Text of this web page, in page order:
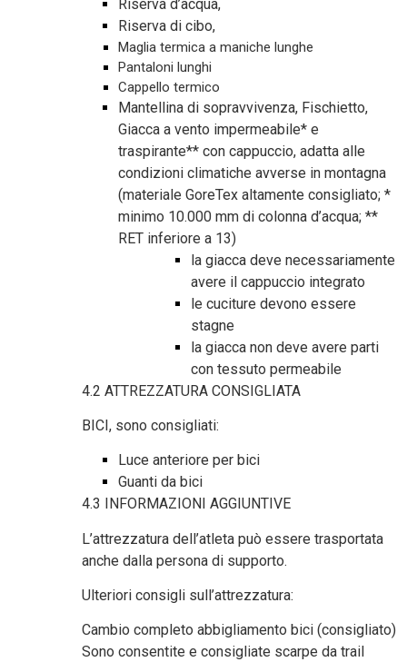
Riserva d’acqua,
Riserva di cibo,
Maglia termica a maniche lunghe
Pantaloni lunghi
Cappello termico
Mantellina di sopravvivenza, Fischietto,
Giacca a vento impermeabile* e
traspirante** con cappuccio, adatta alle
condizioni climatiche avverse in montagna
(materiale GoreTex altamente consigliato; *
minimo 10.000 mm di colonna d’acqua; **
RET inferiore a 13)
la giacca deve necessariamente
avere il cappuccio integrato
le cuciture devono essere
stagne
la giacca non deve avere parti
con tessuto permeabile
4.2 ATTREZZATURA CONSIGLIATA
BICI, sono consigliati:
Luce anteriore per bici
Guanti da bici
4.3 INFORMAZIONI AGGIUNTIVE
L’attrezzatura dell’atleta può essere trasportata
anche dalla persona di supporto.
Ulteriori consigli sull’attrezzatura:
Cambio completo abbigliamento bici (consigliato)
Sono consentite e consigliate scarpe da trail